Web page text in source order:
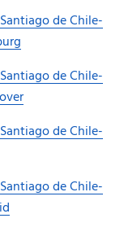
de Chile-
de Chile-
de Chile-
de Chile-